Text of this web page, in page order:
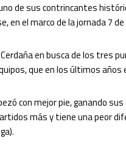
de sus contrincantes
en el marco de la jornada 7
en busca de los tres
que en los últimos
con mejor pie, ganando
más y tiene una peor